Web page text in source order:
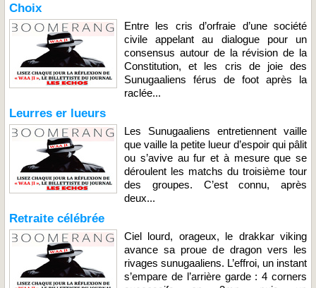
Choix
Entre les cris d’orfraie d’une société
civile appelant au dialogue pour un
consensus autour de la révision de la
Constitution, et les cris de joie des
Sunugaaliens férus de foot après la
raclée...
Leurres er lueurs
Les Sunugaaliens entretiennent vaille
que vaille la petite lueur d’espoir qui pâlit
ou s’avive au fur et à mesure que se
déroulent les matchs du troisième tour
des groupes. C’est connu, après
deux...
Retraite célébrée
Ciel lourd, orageux, le drakkar viking
avance sa proue de dragon vers les
rivages sunugaaliens. L’effroi, un instant
s’empare de l’arrière garde : 4 corners